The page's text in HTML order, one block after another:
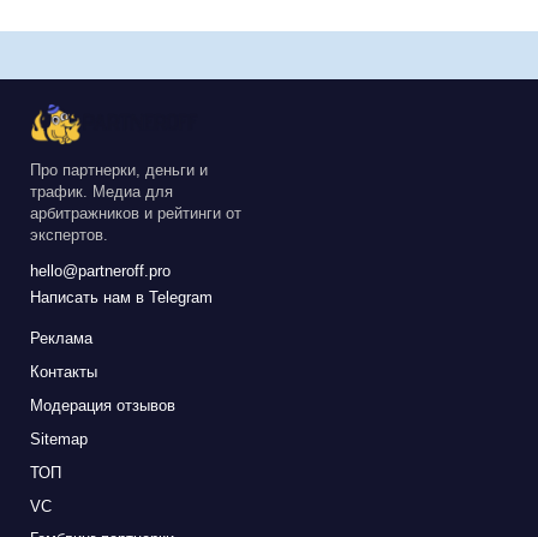
Про партнерки, деньги и
трафик. Медиа для
арбитражников и рейтинги от
экспертов.
hello@partneroff.pro
Написать нам в Telegram
Реклама
Контакты
Модерация отзывов
Sitemap
ТОП
VC